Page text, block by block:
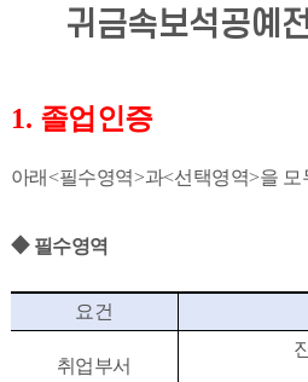
귀금속보석공예
1. 졸업인증
아래 <필수영역>과<선택영역>을 모
◆ 필수영역
요건
취업부서